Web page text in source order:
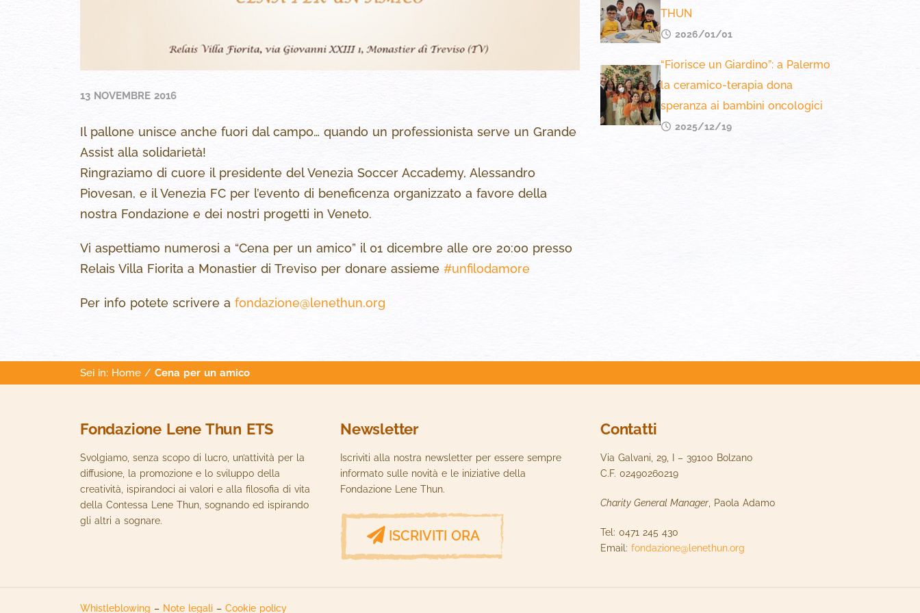
13 NOVEMBRE 2016
Il pallone unisce anche fuori dal campo… quando un professionista serve un Grande
Assist alla solidarietà!
Ringraziamo di cuore il presidente del Venezia Soccer Accademy, Alessandro
Piovesan, e il Venezia FC per l’evento di beneficenza organizzato a favore della
nostra Fondazione e dei nostri progetti in Veneto.
Vi aspettiamo numerosi a “Cena per un amico” il 01 dicembre alle ore 20:00 presso
Relais Villa Fiorita a Monastier di Treviso per donare assieme #unfilodamore
Per info potete scrivere a fondazione@lenethun.org
THUN
2026/01/01
“Fiorisce un Giardino”: a Palermo
la ceramico-terapia dona
speranza ai bambini oncologici
2025/12/19
Sei in: Home / Cena per un amico
Fondazione Lene Thun ETS
Svolgiamo, senza scopo di lucro, un’attività per la
diffusione, la promozione e lo sviluppo della
creatività, ispirandoci ai valori e alla filosofia di vita
della Contessa Lene Thun, sognando ed ispirando
gli altri a sognare.
Newsletter
Iscriviti alla nostra newsletter per essere sempre
informato sulle novità e le iniziative della
Fondazione Lene Thun.
ISCRIVITI ORA
Contatti
Via Galvani, 29, I – 39100 Bolzano
C.F. 02490260219
Charity General Manager , Paola Adamo
Tel: 0471 245 430
Email: fondazione@lenethun.org
Whistleblowing – Note legali – Cookie policy